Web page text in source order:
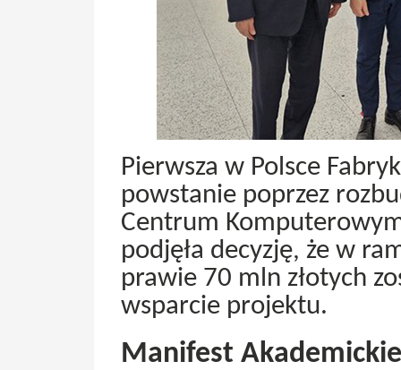
Pierwsza w Polsce
powstanie poprzez
Centrum
podjęła decyzję, że w
prawie 70 mln złotych
wsparcie projektu.
Manifest